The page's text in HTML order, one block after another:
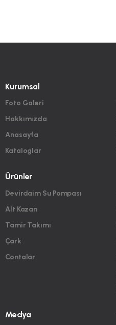
Kurumsal
Foto Galeri
Hakkımızda
Anasayfa
Kataloglar
Ürünler
Devirdaim Su Pompası
Alt Kazan
Tamir Takımı
Çark
Contalar
Medya